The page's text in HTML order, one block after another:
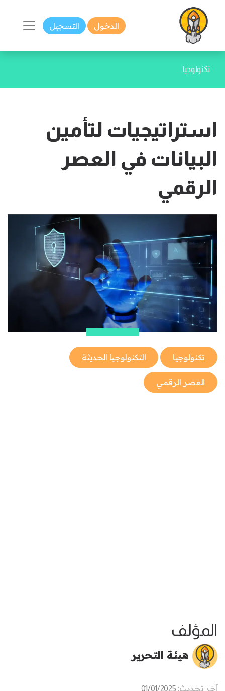
الدخول التسجيل
تكنولوجيا
استراتيجيات لتأمين
البيانات في العصر
الرقمي
تكنولوجيا التكنولوجيا الحديثة
العصر الرقمي
المؤلف
هيئة التحرير
آخر تحديث: 01/01/2025